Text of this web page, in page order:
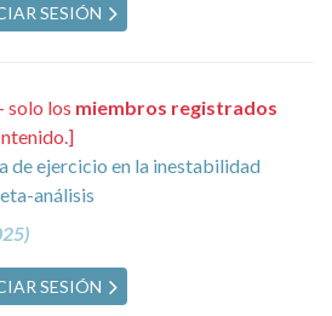
SESIÓN
solo los miembros registrados
de ejercicio en la inestabilidad
análisis
SESIÓN